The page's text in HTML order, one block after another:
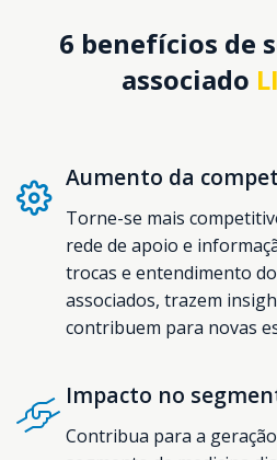
6 benefícios de
associado
Aumento da
Torne-se mais
rede de apoio e
trocas e entendimento
associados, trazem
contribuem para novas
Impacto no
Contribua para a